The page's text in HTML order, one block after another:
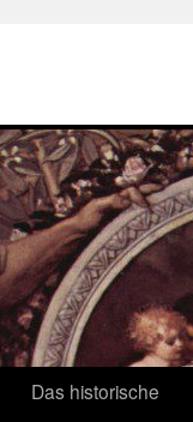
Das historische